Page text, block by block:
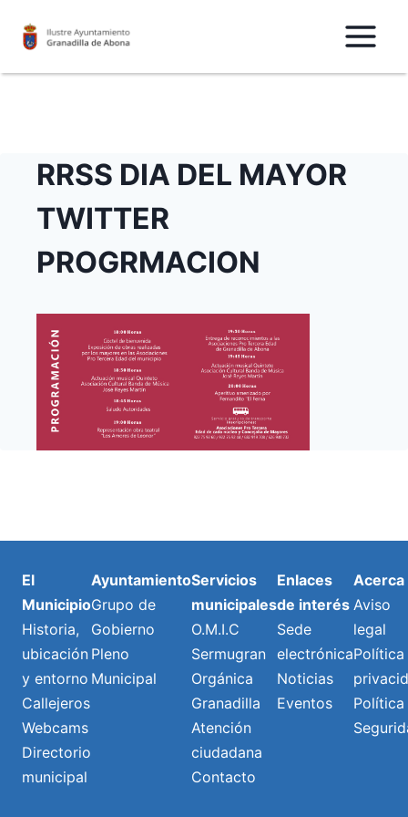
RRSS DIA DEL MAYOR
TWITTER
PROGRMACION
El
Municipio
Historia,
ubicación
y entorno
Callejeros
Webcams
Directorio
municipal
Ayuntamiento
Grupo de
Gobierno
Pleno
Municipal
Servicios
municipales
O.M.I.C
Sermugran
Orgánica
Granadilla
Atención
ciudadana
Contacto
Enlaces
de interés
Sede
electrónica
Noticias
Eventos
Acerca
Aviso
legal
Política
Política